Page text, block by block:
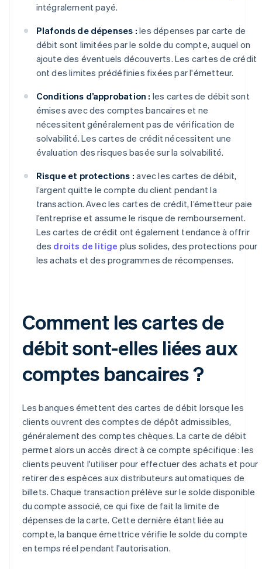
intégralement payé.
Plafonds de dépenses : les dépenses par carte de
débit sont limitées par le solde du compte, auquel on
ajoute des éventuels découverts. Les cartes de crédit
ont des limites prédéfinies fixées par l'émetteur.
Conditions d’approbation : les cartes de débit sont
émises avec des comptes bancaires et ne
nécessitent généralement pas de vérification de
solvabilité. Les cartes de crédit nécessitent une
évaluation des risques basée sur la solvabilité.
Risque et protections : avec les cartes de débit,
l’argent quitte le compte du client pendant la
transaction. Avec les cartes de crédit, l’émetteur paie
l’entreprise et assume le risque de remboursement.
Les cartes de crédit ont également tendance à offrir
des droits de litige plus solides, des protections pour
les achats et des programmes de récompenses.
Comment les cartes de
débit sont-elles liées aux
comptes bancaires ?
Les banques émettent des cartes de débit lorsque les
clients ouvrent des comptes de dépôt admissibles,
généralement des comptes chèques. La carte de débit
permet alors un accès direct à ce compte spécifique : les
clients peuvent l'utiliser pour effectuer des achats et pour
retirer des espèces aux distributeurs automatiques de
billets. Chaque transaction prélève sur le solde disponible
du compte associé, ce qui fixe de fait la limite de
dépenses de la carte. Cette dernière étant liée au
compte, la banque émettrice vérifie le solde du compte
en temps réel pendant l'autorisation.